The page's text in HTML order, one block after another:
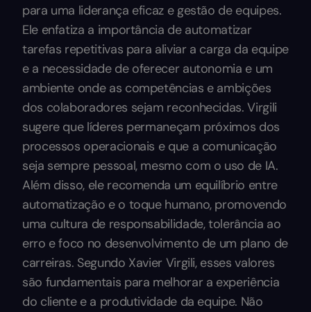
para uma liderança eficaz e gestão de equipes.
Ele enfatiza a importância de automatizar
tarefas repetitivas para aliviar a carga da equipe
e a necessidade de oferecer autonomia e um
ambiente onde as competências e ambições
dos colaboradores sejam reconhecidas. Virgili
sugere que líderes permaneçam próximos dos
processos operacionais e que a comunicação
seja sempre pessoal, mesmo com o uso de IA.
Além disso, ele recomenda um equilíbrio entre
automatização e o toque humano, promovendo
uma cultura de responsabilidade, tolerância ao
erro e foco no desenvolvimento de um plano de
carreiras. Segundo Xavier Virgili, esses valores
são fundamentais para melhorar a experiência
do cliente e a produtividade da equipe. Não